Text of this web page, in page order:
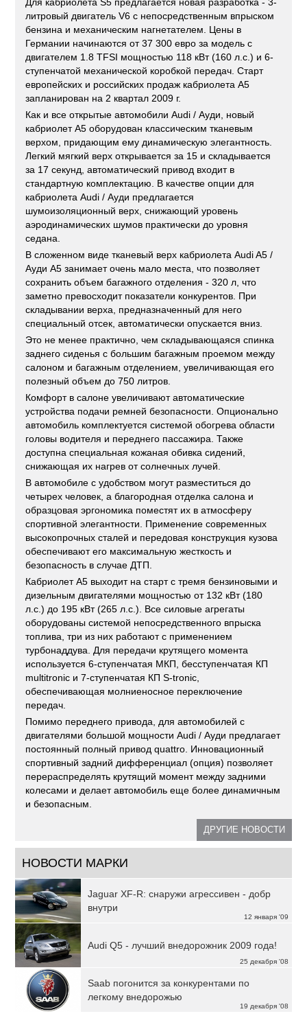
Для кабриолета S5 предлагается новая разработка - 3-
литровый двигатель V6 с непосредственным впрыском
бензина и механическим нагнетателем. Цены в
Германии начинаются от 37 300 евро за модель с
двигателем 1.8 TFSI мощностью 118 кВт (160 л.с.) и 6-
ступенчатой механической коробкой передач. Старт
европейских и российских продаж кабриолета A5
запланирован на 2 квартал 2009 г.
Как и все открытые автомобили Audi / Ауди, новый
кабриолет A5 оборудован классическим тканевым
верхом, придающим ему динамическую элегантность.
Легкий мягкий верх открывается за 15 и складывается
за 17 секунд, автоматический привод входит в
стандартную комплектацию. В качестве опции для
кабриолета Audi / Ауди предлагается
шумоизоляционный верх, снижающий уровень
аэродинамических шумов практически до уровня
седана.
В сложенном виде тканевый верх кабриолета Audi A5 /
Ауди A5 занимает очень мало места, что позволяет
сохранить объем багажного отделения - 320 л, что
заметно превосходит показатели конкурентов. При
складывании верха, предназначенный для него
специальный отсек, автоматически опускается вниз.
Это не менее практично, чем складывающаяся спинка
заднего сиденья с большим багажным проемом между
салоном и багажным отделением, увеличивающая его
полезный объем до 750 литров.
Комфорт в салоне увеличивают автоматические
устройства подачи ремней безопасности. Опционально
автомобиль комплектуется системой обогрева области
головы водителя и переднего пассажира. Также
доступна специальная кожаная обивка сидений,
снижающая их нагрев от солнечных лучей.
В автомобиле с удобством могут разместиться до
четырех человек, а благородная отделка салона и
образцовая эргономика поместят их в атмосферу
спортивной элегантности. Применение современных
высокопрочных сталей и передовая конструкция кузова
обеспечивают его максимальную жесткость и
безопасность в случае ДТП.
Кабриолет A5 выходит на старт с тремя бензиновыми и
дизельным двигателями мощностью от 132 кВт (180
л.с.) до 195 кВт (265 л.с.). Все силовые агрегаты
оборудованы системой непосредственного впрыска
топлива, три из них работают с применением
турбонаддува. Для передачи крутящего момента
используется 6-ступенчатая МКП, бесступенчатая КП
multitronic и 7-ступенчатая КП S-tronic,
обеспечивающая молниеносное переключение
передач.
Помимо переднего привода, для автомобилей с
двигателями большой мощности Audi / Ауди предлагает
постоянный полный привод quattro. Инновационный
спортивный задний дифференциал (опция) позволяет
перераспределять крутящий момент между задними
колесами и делает автомобиль еще более динамичным
и безопасным.
ДРУГИЕ НОВОСТИ
НОВОСТИ МАРКИ
12 января '09
Jaguar XF-R: снаружи агрессивен - добр
внутри
25 декабря '08
Audi Q5 - лучший внедорожник 2009 года!
19 декабря '08
Saab погонится за конкурентами по
легкому внедорожью